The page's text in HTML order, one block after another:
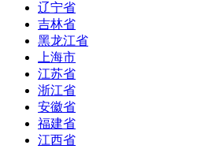
辽宁省
吉林省
黑龙江省
上海市
江苏省
浙江省
安徽省
福建省
江西省